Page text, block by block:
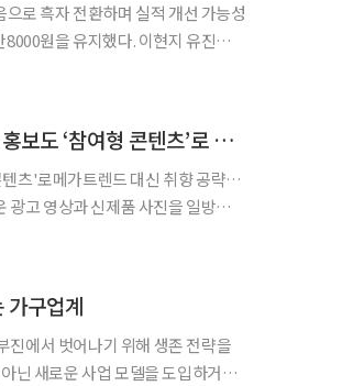
로 흑자 전환하며 실적 개선 가능성
했다. 이현지 유진투자
“보기만 하는 광고 끝“…화장품업계, SNS 홍보도 ‘참여형 콘텐츠’로 변모[K뷰티 라방戰]
츠'로메가트렌드 대신 취향 공략…
가구업계
진에서 벗어나기 위해 생존 전략을
닌 새로운 사업 모델을 도입하거나